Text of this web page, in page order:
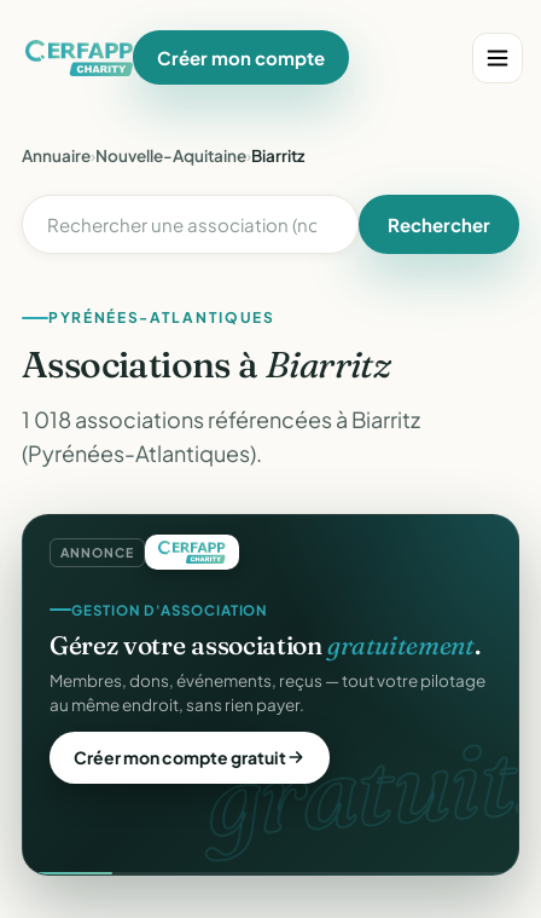
Créer mon compte
Annuaire›Nouvelle-Aquitaine›Biarritz
Rechercher
PYRÉNÉES-ATLANTIQUES
Associations àBiarritz
1 018 associations référencées à Biarritz
(Pyrénées-Atlantiques).
ANNONCE
gratuit.
GESTION D'ASSOCIATION
Gérez votre associationgratuitement.
Membres, dons, événements, reçus — tout votre pilotage
au même endroit, sans rien payer.
Créer mon compte gratuit